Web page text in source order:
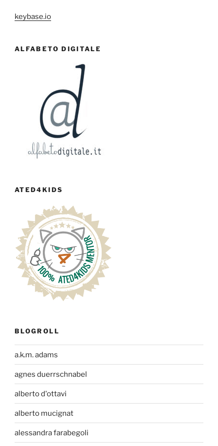
keybase.io
ALFABETO DIGITALE
ATED4KIDS
BLOGROLL
a.k.m. adams
agnes duerrschnabel
alberto d'ottavi
alberto mucignat
alessandra farabegoli